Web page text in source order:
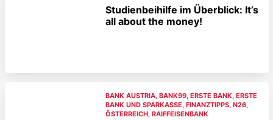
Studienbeihilfe im Überblick: It’s
all about the money!
BANK AUSTRIA, BANK99, ERSTE BANK ERSTE
BANK UND SPARKASSE FINANZTIPPS, N26,
ÖSTERREICH, RAIFFEISENBANK